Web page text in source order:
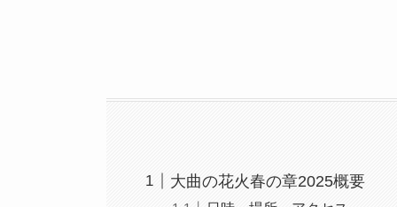
大曲の花火春の章2025概要